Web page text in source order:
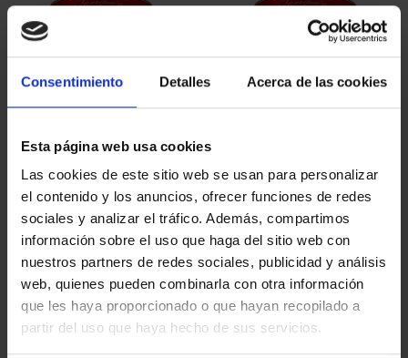
Consentimiento Detalles Acerca de las cookies
Esta página web usa cookies
Las cookies de este sitio web se usan para personalizar
el contenido y los anuncios, ofrecer funciones de redes
sociales y analizar el tráfico. Además, compartimos
información sobre el uso que haga del sitio web con
nuestros partners de redes sociales, publicidad y análisis
web, quienes pueden combinarla con otra información
que les haya proporcionado o que hayan recopilado a
partir del uso que haya hecho de sus servicios.
SUSCRIPCIÓN
CAPITALES DE
PROVINCIA 1
949,00 €
Sólo para usuarios
registrados
SUSCRIPCIÓN
CAPITALES DE
PROVINCIA 2
949,00 €
Sólo para usuarios
registrados